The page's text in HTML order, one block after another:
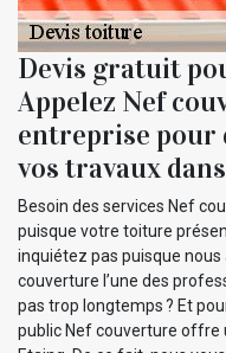
Devis gratuit
Appelez Nef
entreprise pour
vos travaux
Besoin des services Nef
puisque votre toiture
inquiétez pas puisque
couverture l’une des
pas trop longtemps ? Et
public Nef couverture offre